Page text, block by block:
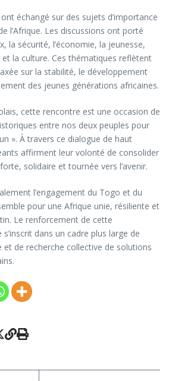
échangé sur des sujets d’importance
l’Afrique. Les discussions ont porté
la sécurité, l’économie, la jeunesse,
et la culture. Ces thématiques reflètent
sur la stabilité, le développement
des jeunes générations africaines.
cette rencontre est une occasion de
entre nos deux peuples pour
». À travers ce dialogue de haut
affirment leur volonté de consolider
solidaire et tournée vers l’avenir.
l’engagement du Togo et du
pour une Afrique unie, résiliente et
Le renforcement de cette
dans un cadre plus large de
et de recherche collective de solutions